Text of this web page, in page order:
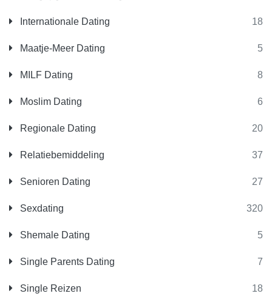
Internationale Dating 18
Maatje-Meer Dating 5
MILF Dating 8
Moslim Dating 6
Regionale Dating 20
Relatiebemiddeling 37
Senioren Dating 27
Sexdating 320
Shemale Dating 5
Single Parents Dating 7
Single Reizen 18